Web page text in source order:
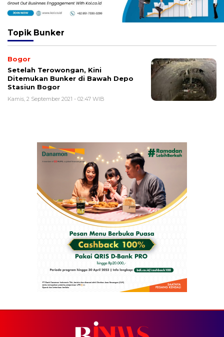
Topik Bunker
Bogor
Setelah Terowongan, Kini
Ditemukan Bunker di Bawah Depo
Stasiun Bogor
Kamis, 2 September 2021 - 02:47 WIB